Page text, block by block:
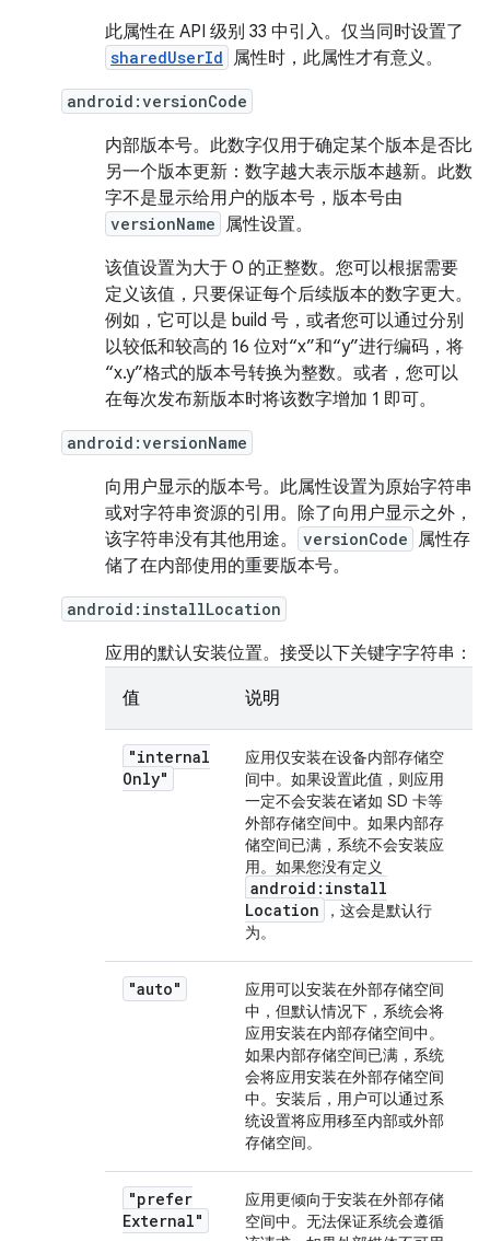
此属性在 API 级别 33 中引入。仅当同时设置了
sharedUserId 属性时，此属性才有意义。
android:versionCode
内部版本号。此数字仅用于确定某个版本是否比
另一个版本更新：数字越大表示版本越新。此数
字不是显示给用户的版本号，版本号由
versionName 属性设置。
该值设置为大于 0 的正整数。您可以根据需要
定义该值，只要保证每个后续版本的数字更大。
例如，它可以是 build 号，或者您可以通过分别
以较低和较高的 16 位对“x”和“y”进行编码，将
“x.y”格式的版本号转换为整数。或者，您可以
在每次发布新版本时将该数字增加 1 即可。
android:versionName
向用户显示的版本号。此属性设置为原始字符串
或对字符串资源的引用。除了向用户显示之外，
该字符串没有其他用途。
versionCode 属性存
储了在内部使用的重要版本号。
android:installLocation
应用的默认安装位置。接受以下关键字字符串：
值 说明
"internal
Only"
应用仅安装在设备内部存储空
间中。如果设置此值，则应用
一定不会安装在诸如 SD 卡等
外部存储空间中。如果内部存
储空间已满，系统不会安装应
用。如果您没有定义
android:install
Location
，这会是默认行
为。
"auto"
应用可以安装在外部存储空间
中，但默认情况下，系统会将
应用安装在内部存储空间中。
如果内部存储空间已满，系统
会将应用安装在外部存储空间
中。安装后，用户可以通过系
统设置将应用移至内部或外部
存储空间。
"prefer
External"
应用更倾向于安装在外部存储
空间中。无法保证系统会遵循